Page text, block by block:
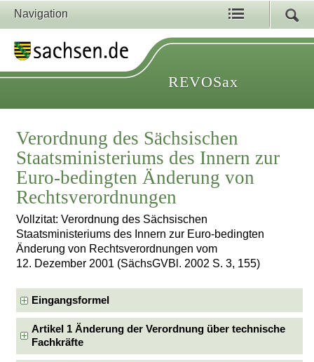
Navigation
REVOSax
Verordnung des Sächsischen
Staatsministeriums des Innern zur
Euro-bedingten Änderung von
Rechtsverordnungen
Vollzitat: Verordnung des Sächsischen
Staatsministeriums des Innern zur Euro-bedingten
Änderung von Rechtsverordnungen vom
12. Dezember 2001 (SächsGVBl. 2002 S. 3, 155)
Eingangsformel
Artikel 1 Änderung der Verordnung über technische
Fachkräfte